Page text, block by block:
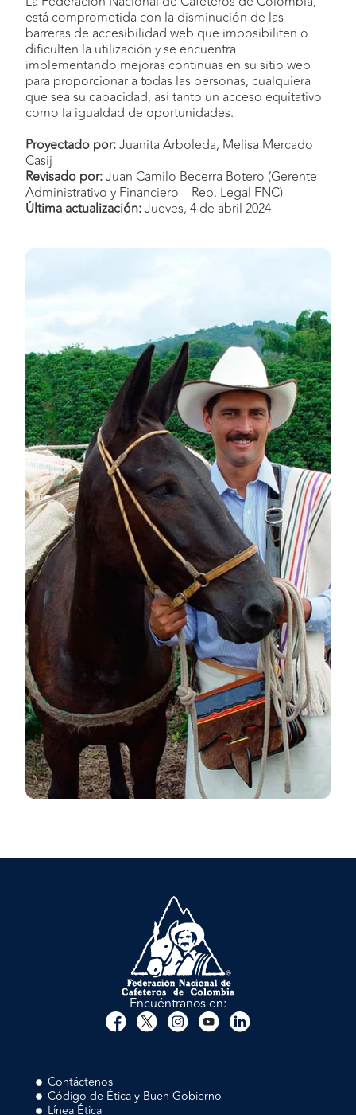
está comprometida con la disminución de las
barreras de accesibilidad web que imposibiliten o
dificulten la utilización y se encuentra
implementando mejoras continuas en su sitio web
para proporcionar a todas las personas, cualquiera
que sea su capacidad, así tanto un acceso equitativo
como la igualdad de oportunidades.
Proyectado por:Juanita Arboleda, Melisa Mercado
Casij
Revisado por:Juan Camilo Becerra Botero (Gerente
Administrativo y Financiero – Rep. Legal FNC)
Última actualización:Jueves, 4 de abril 2024
Encuéntranos en:
Contáctenos
Código de Ética y Buen Gobierno
Línea Ética